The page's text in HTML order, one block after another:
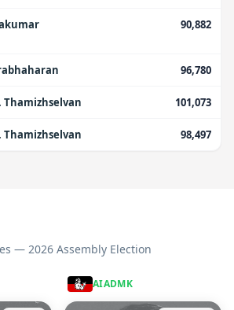
90,882
96,780
Thamizhselvan 101,073
Thamizhselvan 98,497
— 2026 Assembly Election
AIADMK